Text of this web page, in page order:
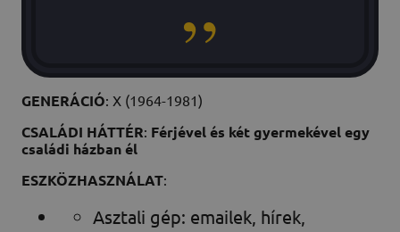
GENERÁCIÓ: X (1964-1981)
CSALÁDI HÁTTÉR: Férjével és két gyermekével egy
családi házban él
ESZKÖZHASZNÁLAT:
Asztali gép: emailek, hírek,